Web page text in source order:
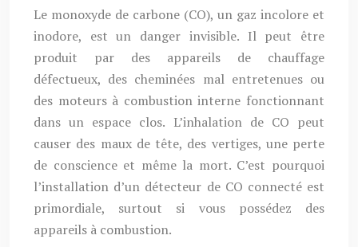
Le monoxyde de carbone (CO), un gaz incolore et
inodore, est un danger invisible. Il peut être
produit par des appareils de chauffage
défectueux, des cheminées mal entretenues ou
des moteurs à combustion interne fonctionnant
dans un espace clos. L’inhalation de CO peut
causer des maux de tête, des vertiges, une perte
de conscience et même la mort. C’est pourquoi
l’installation d’un détecteur de CO connecté est
primordiale, surtout si vous possédez des
appareils à combustion.